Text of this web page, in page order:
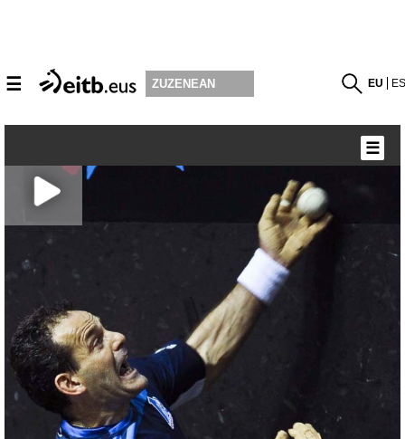
☰ ZUZENEAN EU
☰